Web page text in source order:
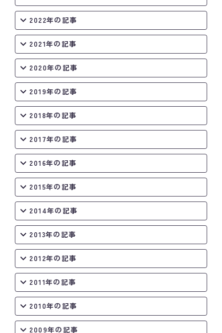
2022年の記事
2021年の記事
2020年の記事
2019年の記事
2018年の記事
2017年の記事
2016年の記事
2015年の記事
2014年の記事
2013年の記事
2012年の記事
2011年の記事
2010年の記事
2009年の記事